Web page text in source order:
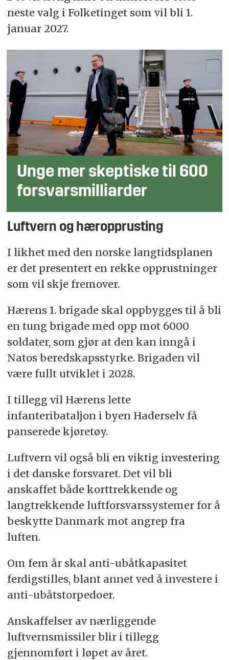
neste valg i Folketinget som vil bli 1.
januar 2027.
Unge mer skeptiske til 600
forsvarsmilliarder
Luftvern og hæropprusting
I likhet med den norske langtidsplanen
er det presentert en rekke opprustninger
som vil skje fremover.
Hærens 1. brigade skal oppbygges til å bli
en tung brigade med opp mot 6000
soldater, som gjør at den kan inngå i
Natos beredskapsstyrke. Brigaden vil
være fullt utviklet i 2028.
I tillegg vil Hærens lette
infanteribataljon i byen Haderselv få
panserede kjøretøy.
Luftvern vil også bli en viktig investering
i det danske forsvaret. Det vil bli
anskaffet både korttrekkende og
langtrekkende luftforsvarssystemer for å
beskytte Danmark mot angrep fra
luften.
Om fem år skal anti-ubåtkapasitet
ferdigstilles, blant annet ved å investere i
anti-ubåtstorpedoer.
Anskaffelser av nærliggende
luftvernsmissiler blir i tillegg
gjennomført i løpet av året.